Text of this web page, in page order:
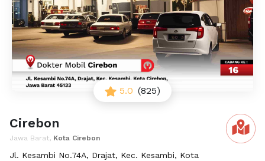
5.0 (825)
Cirebon
Jawa Barat, Kota Cirebon
Jl. Kesambi No.74A, Drajat, Kec. Kesambi, Kota